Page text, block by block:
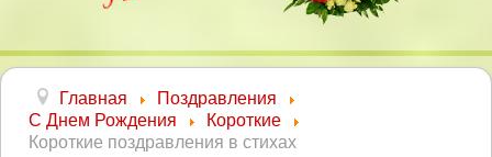
Главная
Поздравления
С Днем Рождения
Короткие
Короткие поздравления в стихах